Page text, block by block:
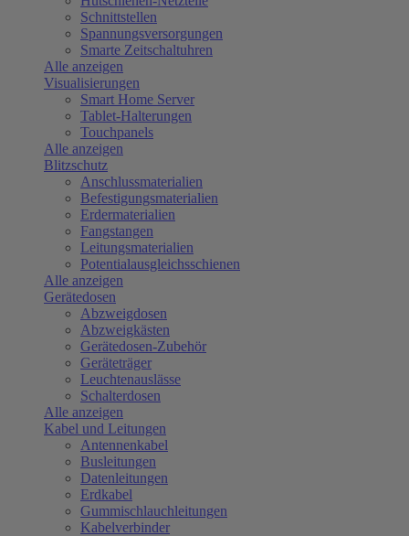
Schnittstellen
Spannungsversorgungen
Smarte Zeitschaltuhren
Alle anzeigen
Visualisierungen
Smart Home Server
Tablet-Halterungen
Touchpanels
Alle anzeigen
Blitzschutz
Anschlussmaterialien
Befestigungsmaterialien
Erdermaterialien
Fangstangen
Leitungsmaterialien
Potentialausgleichsschienen
Alle anzeigen
Gerätedosen
Abzweigdosen
Abzweigkästen
Gerätedosen-Zubehör
Geräteträger
Leuchtenauslässe
Schalterdosen
Alle anzeigen
Kabel und Leitungen
Antennenkabel
Busleitungen
Datenleitungen
Erdkabel
Gummischlauchleitungen
Kabelverbinder